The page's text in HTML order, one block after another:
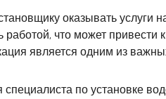
оказывать
работой, что может
является одним из
по установке